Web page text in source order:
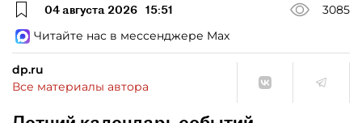
04 августа 2026 15:51
3085
Читайте нас в мессенджере Max
dp.ru
Все материалы автора